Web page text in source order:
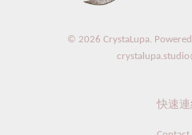
© 2026 CrystaLupa.
快速連